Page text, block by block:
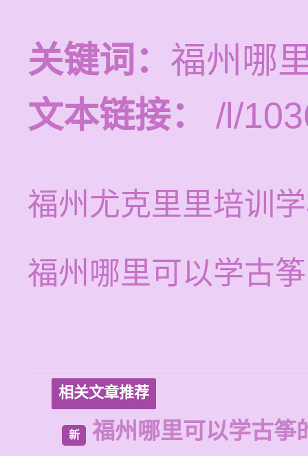
关键词： 福州哪
文本链接：
/l/
福州尤克里里培训
福州哪里可以学古
相关文章推荐
新 福州哪里可以学古筝